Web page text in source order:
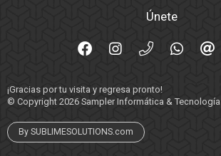
Únete
¡Gracias por tu visita y regresa pronto!
© Copyright 2026 Sampler Informática & Tecnología
By SUBLIMESOLUTIONS.com